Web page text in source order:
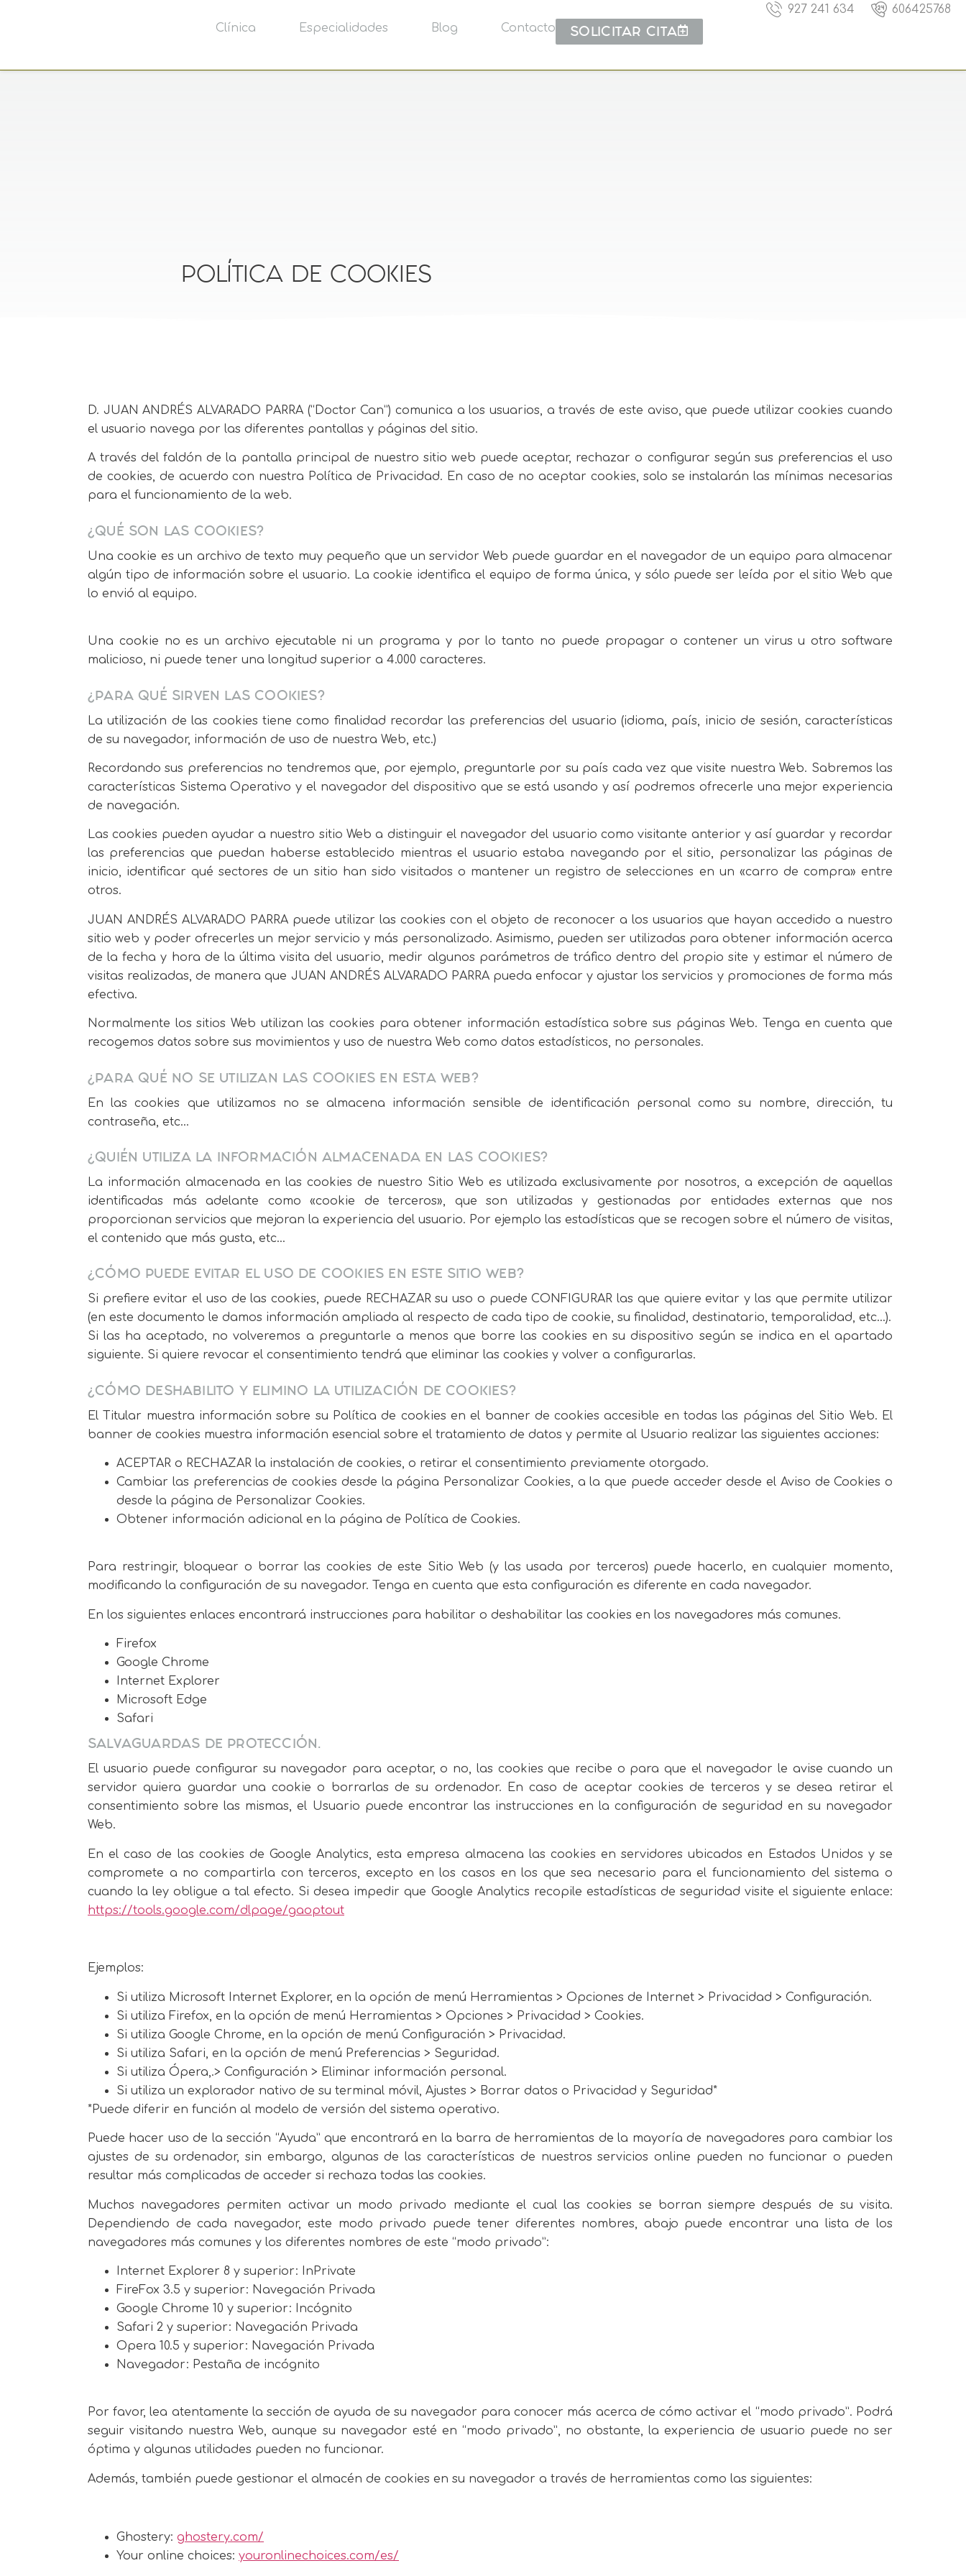
927 241 634
606425768
Clínica
Especialidades Blog Contacto SOLICITAR CITA
POLÍTICA DE COOKIES
D. JUAN ANDRÉS ALVARADO PARRA (“Doctor Can”) comunica a los usuarios, a través de este aviso, que puede utilizar cookies cuando
el usuario navega por las diferentes pantallas y páginas del sitio.
A través del faldón de la pantalla principal de nuestro sitio web puede aceptar, rechazar o configurar según sus preferencias el uso
de cookies, de acuerdo con nuestra Política de Privacidad. En caso de no aceptar cookies, solo se instalarán las mínimas necesarias
para el funcionamiento de la web.
¿QUÉ SON LAS COOKIES?
Una cookie es un archivo de texto muy pequeño que un servidor Web puede guardar en el navegador de un equipo para almacenar
algún tipo de información sobre el usuario. La cookie identifica el equipo de forma única, y sólo puede ser leída por el sitio Web que
lo envió al equipo.
Una cookie no es un archivo ejecutable ni un programa y por lo tanto no puede propagar o contener un virus u otro software
malicioso, ni puede tener una longitud superior a 4.000 caracteres.
¿PARA QUÉ SIRVEN LAS COOKIES?
La utilización de las cookies tiene como finalidad recordar las preferencias del usuario (idioma, país, inicio de sesión, características
de su navegador, información de uso de nuestra Web, etc.)
Recordando sus preferencias no tendremos que, por ejemplo, preguntarle por su país cada vez que visite nuestra Web. Sabremos las
características Sistema Operativo y el navegador del dispositivo que se está usando y así podremos ofrecerle una mejor experiencia
de navegación.
Las cookies pueden ayudar a nuestro sitio Web a distinguir el navegador del usuario como visitante anterior y así guardar y recordar
las preferencias que puedan haberse establecido mientras el usuario estaba navegando por el sitio, personalizar las páginas de
inicio, identificar qué sectores de un sitio han sido visitados o mantener un registro de selecciones en un «carro de compra» entre
otros.
JUAN ANDRÉS ALVARADO PARRA puede utilizar las cookies con el objeto de reconocer a los usuarios que hayan accedido a nuestro
sitio web y poder ofrecerles un mejor servicio y más personalizado. Asimismo, pueden ser utilizadas para obtener información acerca
de la fecha y hora de la última visita del usuario, medir algunos parámetros de tráfico dentro del propio site y estimar el número de
visitas realizadas, de manera que JUAN ANDRÉS ALVARADO PARRA pueda enfocar y ajustar los servicios y promociones de forma más
efectiva.
Normalmente los sitios Web utilizan las cookies para obtener información estadística sobre sus páginas Web. Tenga en cuenta que
recogemos datos sobre sus movimientos y uso de nuestra Web como datos estadísticos, no personales.
¿PARA QUÉ NO SE UTILIZAN LAS COOKIES EN ESTA WEB?
En las cookies que utilizamos no se almacena información sensible de identificación personal como su nombre, dirección, tu
contraseña, etc…
¿QUIÉN UTILIZA LA INFORMACIÓN ALMACENADA EN LAS COOKIES?
La información almacenada en las cookies de nuestro Sitio Web es utilizada exclusivamente por nosotros, a excepción de aquellas
identificadas más adelante como «cookie de terceros», que son utilizadas y gestionadas por entidades externas que nos
proporcionan servicios que mejoran la experiencia del usuario. Por ejemplo las estadísticas que se recogen sobre el número de visitas,
el contenido que más gusta, etc…
¿CÓMO PUEDE EVITAR EL USO DE COOKIES EN ESTE SITIO WEB?
Si prefiere evitar el uso de las cookies, puede RECHAZAR su uso o puede CONFIGURAR las que quiere evitar y las que permite utilizar
(en este documento le damos información ampliada al respecto de cada tipo de cookie, su finalidad, destinatario, temporalidad, etc…).
Si las ha aceptado, no volveremos a preguntarle a menos que borre las cookies en su dispositivo según se indica en el apartado
siguiente. Si quiere revocar el consentimiento tendrá que eliminar las cookies y volver a configurarlas.
¿CÓMO DESHABILITO Y ELIMINO LA UTILIZACIÓN DE COOKIES?
El Titular muestra información sobre su Política de cookies en el banner de cookies accesible en todas las páginas del Sitio Web. El
banner de cookies muestra información esencial sobre el tratamiento de datos y permite al Usuario realizar las siguientes acciones:
ACEPTAR o RECHAZAR la instalación de cookies, o retirar el consentimiento previamente otorgado.
Cambiar las preferencias de cookies desde la página Personalizar Cookies, a la que puede acceder desde el Aviso de Cookies o
desde la página de Personalizar Cookies.
Obtener información adicional en la página de Política de Cookies.
Para restringir, bloquear o borrar las cookies de este Sitio Web (y las usada por terceros) puede hacerlo, en cualquier momento,
modificando la configuración de su navegador. Tenga en cuenta que esta configuración es diferente en cada navegador.
En los siguientes enlaces encontrará instrucciones para habilitar o deshabilitar las cookies en los navegadores más comunes.
Firefox
Google Chrome
Internet Explorer
Microsoft Edge
Safari
SALVAGUARDAS DE PROTECCIÓN.
El usuario puede configurar su navegador para aceptar, o no, las cookies que recibe o para que el navegador le avise cuando un
servidor quiera guardar una cookie o borrarlas de su ordenador. En caso de aceptar cookies de terceros y se desea retirar el
consentimiento sobre las mismas, el Usuario puede encontrar las instrucciones en la configuración de seguridad en su navegador
Web.
En el caso de las cookies de Google Analytics, esta empresa almacena las cookies en servidores ubicados en Estados Unidos y se
compromete a no compartirla con terceros, excepto en los casos en los que sea necesario para el funcionamiento del sistema o
cuando la ley obligue a tal efecto. Si desea impedir que Google Analytics recopile estadísticas de seguridad visite el siguiente enlace:
https://tools.google.com/dlpage/gaoptout
Ejemplos:
Si utiliza Microsoft Internet Explorer, en la opción de menú Herramientas > Opciones de Internet > Privacidad > Configuración.
Si utiliza Firefox, en la opción de menú Herramientas > Opciones > Privacidad > Cookies.
Si utiliza Google Chrome, en la opción de menú Configuración > Privacidad.
Si utiliza Safari, en la opción de menú Preferencias > Seguridad.
Si utiliza Ópera,.> Configuración > Eliminar información personal.
Si utiliza un explorador nativo de su terminal móvil, Ajustes > Borrar datos o Privacidad y Seguridad*
*Puede diferir en función al modelo de versión del sistema operativo.
Puede hacer uso de la sección “Ayuda” que encontrará en la barra de herramientas de la mayoría de navegadores para cambiar los
ajustes de su ordenador, sin embargo, algunas de las características de nuestros servicios online pueden no funcionar o pueden
resultar más complicadas de acceder si rechaza todas las cookies.
Muchos navegadores permiten activar un modo privado mediante el cual las cookies se borran siempre después de su visita.
Dependiendo de cada navegador, este modo privado puede tener diferentes nombres, abajo puede encontrar una lista de los
navegadores más comunes y los diferentes nombres de este “modo privado”:
Internet Explorer 8 y superior: InPrivate
FireFox 3.5 y superior: Navegación Privada
Google Chrome 10 y superior: Incógnito
Safari 2 y superior: Navegación Privada
Opera 10.5 y superior: Navegación Privada
Navegador: Pestaña de incógnito
Por favor, lea atentamente la sección de ayuda de su navegador para conocer más acerca de cómo activar el “modo privado”. Podrá
seguir visitando nuestra Web, aunque su navegador esté en “modo privado”, no obstante, la experiencia de usuario puede no ser
óptima y algunas utilidades pueden no funcionar.
Además, también puede gestionar el almacén de cookies en su navegador a través de herramientas como las siguientes:
Ghostery: ghostery.com/
Your online choices: youronlinechoices.com/es/